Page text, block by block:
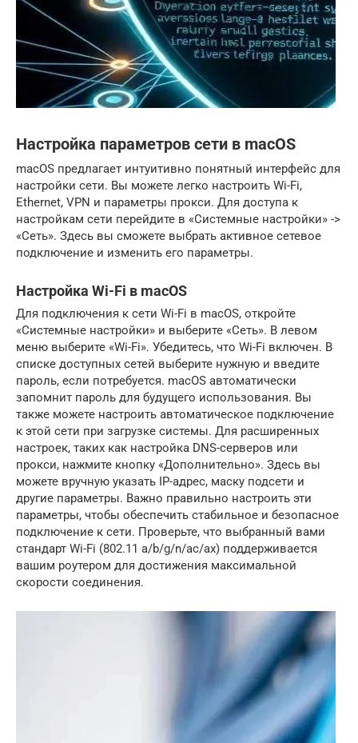
Настройка параметров сети в macOS
macOS предлагает интуитивно понятный интерфейс для
настройки сети. Вы можете легко настроить Wi-Fi,
Ethernet, VPN и параметры прокси. Для доступа к
настройкам сети перейдите в «Системные настройки» ->
«Сеть». Здесь вы сможете выбрать активное сетевое
подключение и изменить его параметры.
Настройка Wi-Fi в macOS
Для подключения к сети Wi-Fi в macOS, откройте
«Системные настройки» и выберите «Сеть». В левом
меню выберите «Wi-Fi». Убедитесь, что Wi-Fi включен. В
списке доступных сетей выберите нужную и введите
пароль, если потребуется. macOS автоматически
запомнит пароль для будущего использования. Вы
также можете настроить автоматическое подключение
к этой сети при загрузке системы. Для расширенных
настроек, таких как настройка DNS-серверов или
прокси, нажмите кнопку «Дополнительно». Здесь вы
можете вручную указать IP-адрес, маску подсети и
другие параметры. Важно правильно настроить эти
параметры, чтобы обеспечить стабильное и безопасное
подключение к сети. Проверьте, что выбранный вами
стандарт Wi-Fi (802.11 a/b/g/n/ac/ax) поддерживается
вашим роутером для достижения максимальной
скорости соединения.